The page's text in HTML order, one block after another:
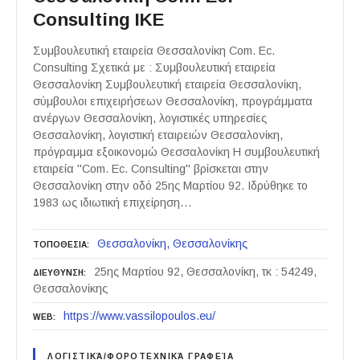
Consulting ΙΚΕ
Συμβουλευτική εταιρεία Θεσσαλονίκη Com. Ec.
Consulting Σχετικά με : Συμβουλευτική εταιρεία
Θεσσαλονίκη Συμβουλευτική εταιρεία Θεσσαλονίκη,
σύμβουλοι επιχειρήσεων Θεσσαλονίκη, προγράμματα
ανέργων Θεσσαλονίκη, λογιστικές υπηρεσίες
Θεσσαλονίκη, λογιστική εταιρειών Θεσσαλονίκη,
πρόγραμμα εξοικονομώ Θεσσαλονίκη Η συμβουλευτική
εταιρεία "Com. Ec. Consulting" βρίσκεται στην
Θεσσαλονίκη στην οδό 25ης Μαρτίου 92. Ιδρύθηκε το
1983 ως ιδιωτική επιχείρηση…
ΤΟΠΟΘΕΣΙΑ Θεσσαλονίκη Θεσσαλονίκης
ΔΙΕΥΘΥΝΣΗ
25ης Μαρτίου 92, Θεσσαλονίκη, τκ : 54249,
Θεσσαλονίκης
WEB https://www.vassilopoulos.eu/
ΛΟΓΙΣΤΙΚΆ/ΦΟΡΟΤΕΧΝΙΚΆ ΓΡΑΦΕΊΑ